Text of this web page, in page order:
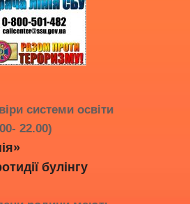
системи освіти
22.00)
булінгу